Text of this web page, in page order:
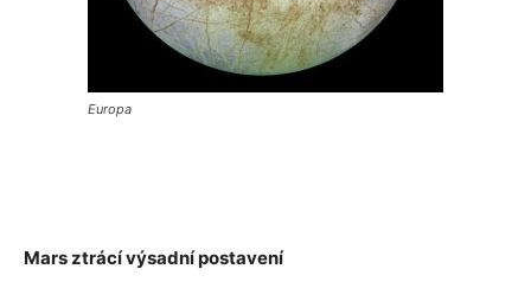
Europa
Mars ztrácí výsadní postavení